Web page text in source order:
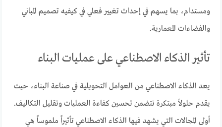
ومستدام، بما يسهم في إحداث تغيير فعلي في كيفيه تصميم المباني
والفضاءات المعمارية.
تأثير الذكاء الاصطناعي على عمليات البناء
يعد الذكاء الاصطناعي من العوامل التحويلية في صناعة البناء، حيث
يقدم حلولاً مبتكرة تتضمن تحسين كفاءة العمليات وتقليل التكاليف.
أولى المجالات التي يشهد فيها الذكاء الاصطناعي تأثيراً ملموساً هي